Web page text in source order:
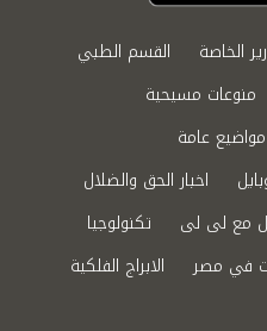
الخاصة
القسم الطبي
منوعات مسيحية
مواضيع عامة
اخبار الحق والضلال
مع لى لى
تكنولوجيا
في مصر
الابراج الفلكية